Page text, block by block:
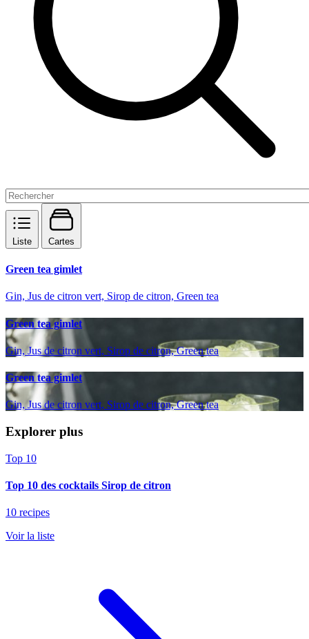
Liste Cartes
Green tea gimlet
Gin, Jus de citron vert, Sirop de citron, Green tea
Green tea gimlet
Gin, Jus de citron vert, Sirop de citron, Green tea
Green tea gimlet
Gin, Jus de citron vert, Sirop de citron, Green tea
Explorer plus
Top 10
Top 10 des cocktails Sirop de citron
10 recipes
Voir la liste